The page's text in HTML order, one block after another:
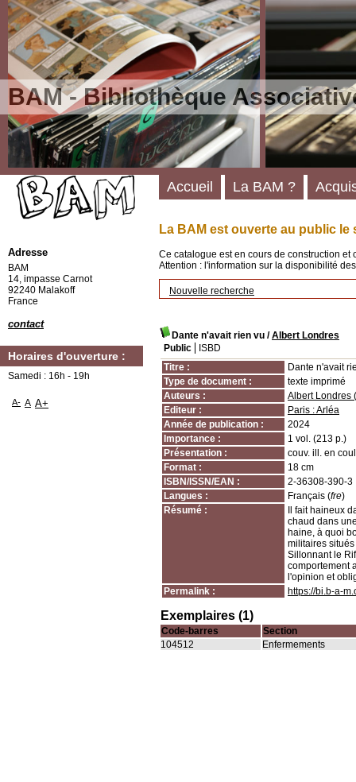
BAM - Bibliothèque
La BAM est ouverte au public le
Ce catalogue est en cours de construction
Attention : l'information sur la disponibilité
Nouvelle recherche
Dante n'avait rien vu /Albert Londres
Public
ISBD
Titre :
Dante n'avait
Type de document :
texte imprimé
Auteurs :
Albert Londres
Editeur :
Paris : Arléa
Année de publication :
2024
Importance :
1 vol. (213 p.)
Présentation :
couv. ill. en
Format :
18 cm
ISBN/ISSN/EAN :
2-36308-390-3
Langues :
Français (fre)
Résumé :
Il fait haineux
chaud dans
haine, à quoi
militaires
Sillonnant le
comportement
l'opinion et
Permalink :
https://bi.b-a-
Exemplaires (1)
Code-barres
Section
104512
Enfermements
Accueil La BAM ?
Adresse
BAM
14, impasse Carnot
92240 Malakoff
France
contact
Horaires d'ouverture :
Samedi : 16h - 19h
A- A A+